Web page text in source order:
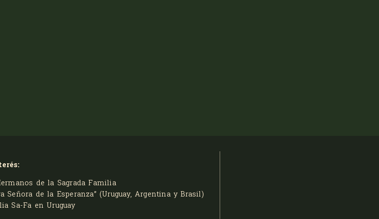
de la Sagrada Familia
Señora de la Esperanza” (Uruguay, Argentina y Brasil)
Sa-Fa en Uruguay